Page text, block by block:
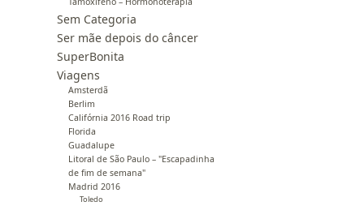
Sem Categoria
Ser mãe depois do câncer
SuperBonita
Viagens
Amsterdã
Berlim
Califórnia 2016 Road trip
Florida
Guadalupe
Litoral de São Paulo – "Escapadinha
de fim de semana"
Madrid 2016
Toledo